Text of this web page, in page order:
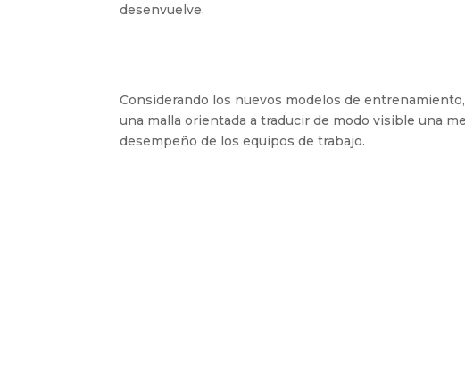
desenvuelve.
Considerando los nuevos modelos de
una malla orientada a traducir de modo visible una
desempeño de los equipos de trabajo.